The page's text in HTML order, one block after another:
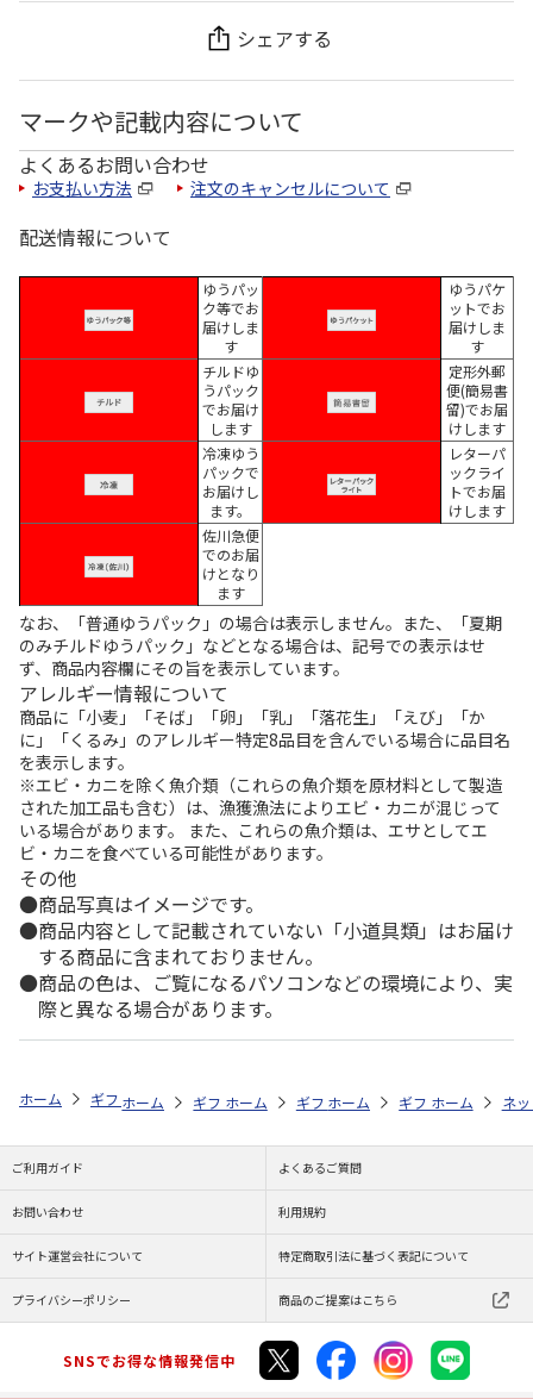
シェアする
マークや記載内容について
よくあるお問い合わせ
お支払い方法 注文のキャンセルについて
配送情報について
ゆうパッ
ク等でお
届けしま
す
ゆうパケ
ットでお
届けしま
す
チルドゆ
うパック
でお届け
します
定形外郵
便(簡易書
留)でお届
けします
冷凍ゆう
パックで
お届けし
ます。
レターパ
ックライ
トでお届
けします
佐川急便
でのお届
けとなり
ます
なお、「普通ゆうパック」の場合は表示しません。また、「夏期
のみチルドゆうパック」などとなる場合は、記号での表示はせ
ず、商品内容欄にその旨を表示しています。
アレルギー情報について
商品に「小麦」「そば」「卵」「乳」「落花生」「えび」「か
に」「くるみ」のアレルギー特定8品目を含んでいる場合に品目名
を表示します。
※エビ・カニを除く魚介類（これらの魚介類を原材料として製造
された加工品も含む）は、漁獲漁法によりエビ・カニが混じって
いる場合があります。 また、これらの魚介類は、エサとしてエ
ビ・カニを食べている可能性があります。
その他
商品写真はイメージです。
商品内容として記載されていない「小道具類」はお届け
する商品に含まれておりません。
商品の色は、ご覧になるパソコンなどの環境により、実
際と異なる場合があります。
ホーム ギフトストア お中元・夏ギフト特集 2026 お菓子・スイーツ
ホーム ギフトストア お中元・夏ギフト特集 2026
ホーム ギフトストア お中元・夏ギフト
ホーム ギフトストア お
ホーム ネ
ご利用ガイド よくあるご質問
お問い合わせ 利用規約
サイト運営会社について 特定商取引法に基づく表記について
プライバシーポリシー 商品のご提案はこちら
SNSでお得な情報発信中